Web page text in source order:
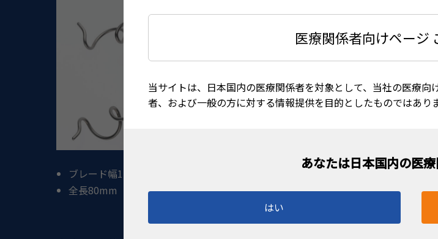
医療関係者向けページ
当サイトは、日本国内の医療関係者を対象として、当社の医療
者、および一般の方に対する情報提供を目的としたものではあり
はい
ブレード幅12
全長80mm